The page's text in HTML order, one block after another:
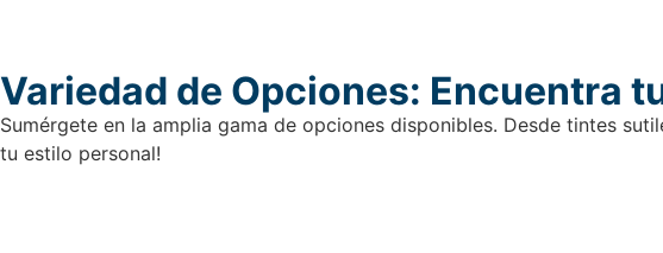
Variedad de Opciones: Encuentra
Sumérgete en la amplia gama de opciones disponibles. Desde tintes
tu estilo personal!